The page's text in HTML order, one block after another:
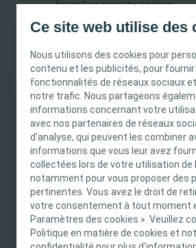
Ce site web utilise des
Nous utilisons des cookies pour
contenu et les publicités, pour fournir
fonctionnalités de réseaux sociaux
notre trafic. Nous partageons
informations concernant votre
avec nos partenaires de réseaux
d'analyse, qui peuvent les combiner
informations que vous leur avez
collectées lors de votre utilisation de
notamment pour vous proposer des
pertinentes. Vous avez le droit de
votre consentement à tout moment
Paramètres des cookies ». Veuillez
Politique en matière de cookies et
INFORMATION
Ce site est destiné uniquement aux
professionnels de santé français
dans le Code de la santé
contenu du site est destiné à
l’éducation et peut ne pas être
les juridictions. Coloplast ne
conseils médicaux. Le
formé va ensuite sécher
progressivement et former
restaurant l’intégrité de la
cutanée. En addition à ce
réparation temporaire de la
caillot va également fournir
essentielle à la migration
indispensables à la
tissus lésés3-5.